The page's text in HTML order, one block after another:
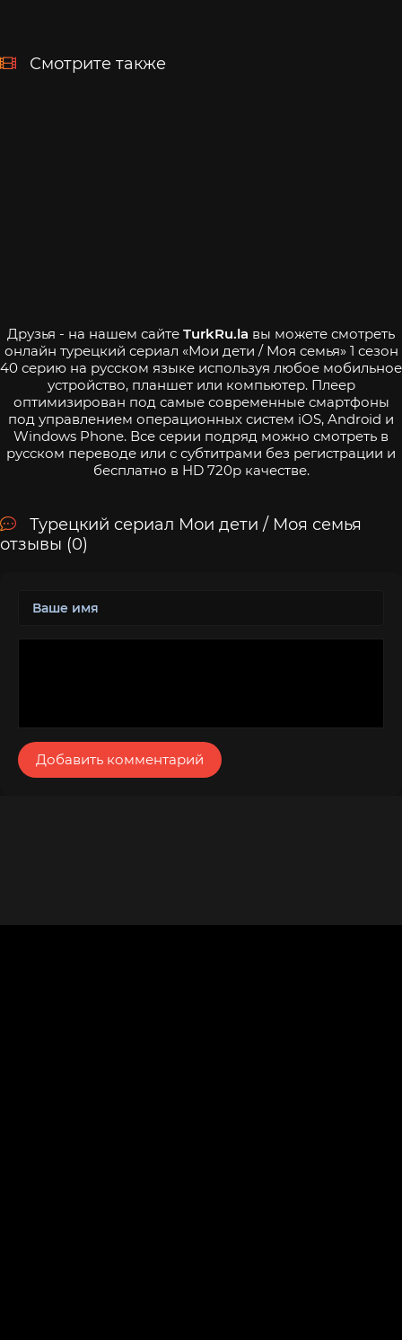
Смотрите также
Друзья - на нашем сайте TurkRu.la вы можете смотреть
онлайн турецкий сериал «Мои дети / Моя семья» 1 сезон
40 серию на русском языке используя любое мобильное
устройство, планшет или компьютер. Плеер
оптимизирован под самые современные смартфоны
под управлением операционных систем iOS, Android и
Windows Phone. Все серии подряд можно смотреть в
русском переводе или с субтитрами без регистрации и
бесплатно в HD 720p качестве.
Турецкий сериал Мои дети / Моя семья
отзывы (0)
Добавить комментарий